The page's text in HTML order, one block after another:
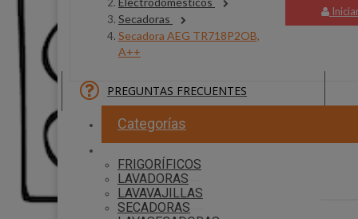
PREGUNTAS FRECUENTES
Secadoras
Secadora AEG TR718P2OB,
A++
Categorías
FRIGORÍFICOS
LAVADORAS
LAVAVAJILLAS
SECADORAS